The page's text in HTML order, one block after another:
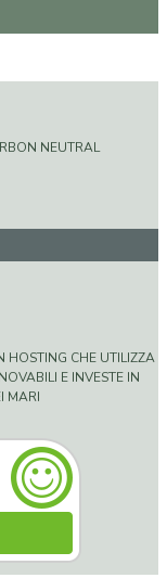
NEUTRAL
HOSTING CHE UTILIZZA
E INVESTE IN
MARI